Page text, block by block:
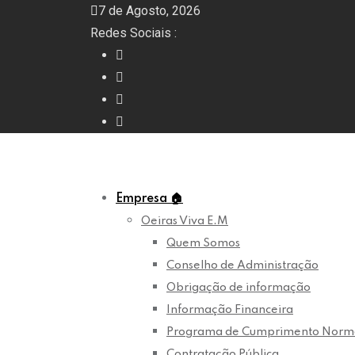
7 de Agosto, 2026
Redes Sociais :
Empresa 🏠
Oeiras Viva E.M
Quem Somos
Conselho de Administração
Obrigação de informação
Informação Financeira
Programa de Cumprimento